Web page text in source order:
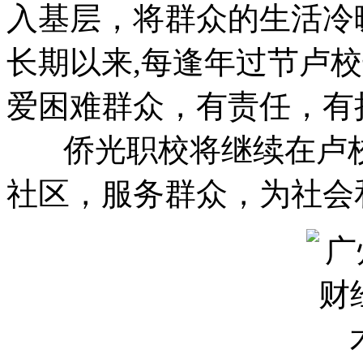
入基层，将群众的生活
长期以来,每逢年过节卢
爱困难群众，有责任，有
侨光职校将继续在卢
社区，服务群众，为社